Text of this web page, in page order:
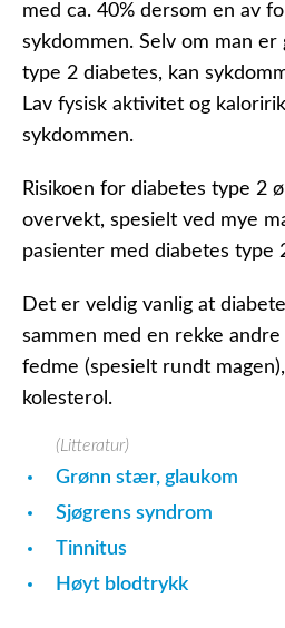
med ca. 40% dersom en av
sykdommen. Selv om man
type 2 diabetes, kan
Lav fysisk aktivitet og
sykdommen.
Risikoen for diabetes type 2
overvekt, spesielt ved mye
pasienter med diabetes type
Det er veldig vanlig at
sammen med en rekke
fedme (spesielt rundt magen),
kolesterol.
(Litteratur)
Grønn stær, glaukom
Sjøgrens syndrom
Tinnitus
Høyt blodtrykk